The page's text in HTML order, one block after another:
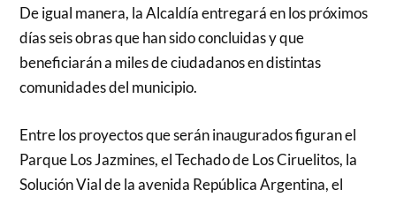
De igual manera, la Alcaldía entregará en los próximos
días seis obras que han sido concluidas y que
beneficiarán a miles de ciudadanos en distintas
comunidades del municipio.
Entre los proyectos que serán inaugurados figuran el
Parque Los Jazmines, el Techado de Los Ciruelitos, la
Solución Vial de la avenida República Argentina, el